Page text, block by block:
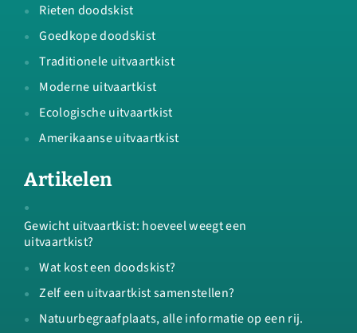
Rieten doodskist
Goedkope doodskist
Traditionele uitvaartkist
Moderne uitvaartkist
Ecologische uitvaartkist
Amerikaanse uitvaartkist
Artikelen
Gewicht uitvaartkist: hoeveel weegt een
uitvaartkist?
Wat kost een doodskist?
Zelf een uitvaartkist samenstellen?
Natuurbegraafplaats, alle informatie op een rij.